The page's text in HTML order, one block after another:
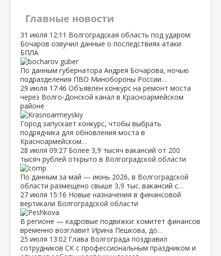
Главные новости
31 июля 12:11 Волгоградская область под ударом:
Бочаров озвучил данные о последствиях атаки
БПЛА
По данным губернатора Андрея Бочарова, ночью
подразделения ПВО Минобороны России…
29 июля 17:46 Объявлен конкурс на ремонт моста
через Волго‑Донской канал в Красноармейском
районе
Город запускает конкурс, чтобы выбрать
подрядчика для обновления моста в
Красноармейском…
28 июля 09:27 Более 3,9 тысяч вакансий от 200
тысяч рублей открыто в Волгоградской области
По данным за май — июнь 2026, в Волгоградской
области размещено свыше 3,9 тыс. вакансий с…
27 июля 15:16 Новые назначения в финансовой
вертикали Волгоградской области
В регионе — кадровые подвижки: комитет финансов
временно возглавит Ирина Пешкова, до…
25 июля 13:02 Глава Волгограда поздравил
сотрудников СК с профессиональным праздником и